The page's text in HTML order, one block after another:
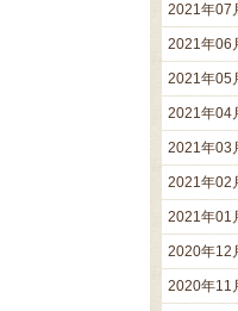
2021年07
2021年06
2021年05
2021年04
2021年03
2021年02
2021年01
2020年12
2020年11